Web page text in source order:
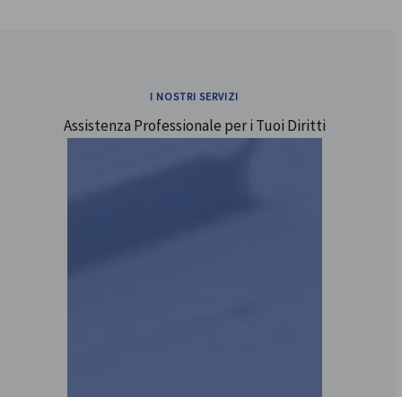
I NOSTRI SERVIZI
Assistenza Professionale per i Tuoi Diritti